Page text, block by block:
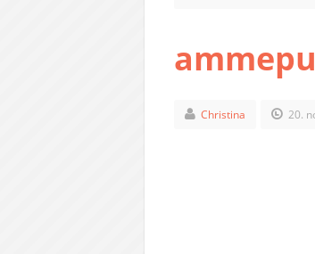
Christina 20.